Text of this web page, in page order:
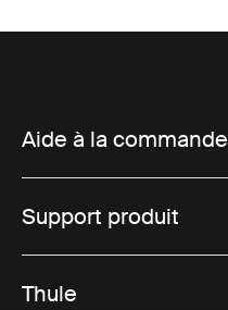
Aide à la commande
Support produit
Thule